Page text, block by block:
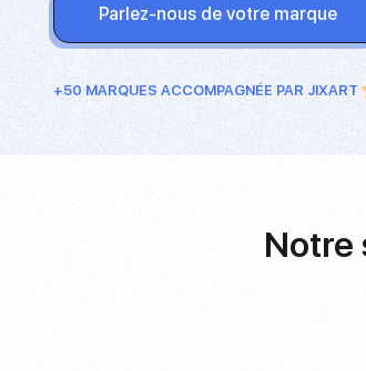
Parlez-nous de votre marque
+50 MARQUES ACCOMPAGNÉE PAR JIXART
Notre